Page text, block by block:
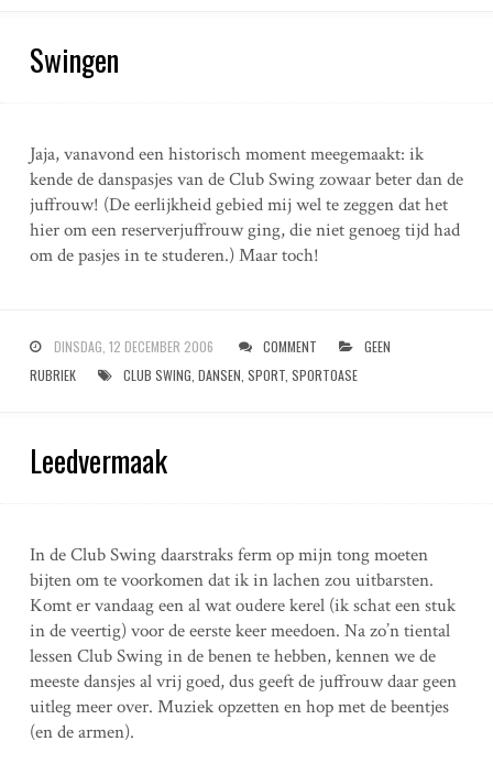
Swingen
Jaja, vanavond een historisch moment meegemaakt: ik
kende de danspasjes van de Club Swing zowaar beter dan de
juffrouw! (De eerlijkheid gebied mij wel te zeggen dat het
hier om een reserverjuffrouw ging, die niet genoeg tijd had
om de pasjes in te studeren.) Maar toch!
DINSDAG, 12 DECEMBER 2006 COMMENT
GEEN
RUBRIEK
CLUB SWING DANSEN SPORT, SPORTOASE
Leedvermaak
In de Club Swing daarstraks ferm op mijn tong moeten
bijten om te voorkomen dat ik in lachen zou uitbarsten.
Komt er vandaag een al wat oudere kerel (ik schat een stuk
in de veertig) voor de eerste keer meedoen. Na zo’n tiental
lessen Club Swing in de benen te hebben, kennen we de
meeste dansjes al vrij goed, dus geeft de juffrouw daar geen
uitleg meer over. Muziek opzetten en hop met de beentjes
(en de armen).